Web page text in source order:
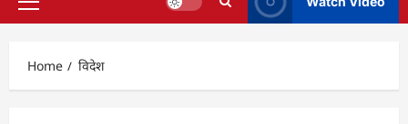
Primary
Home विदेश